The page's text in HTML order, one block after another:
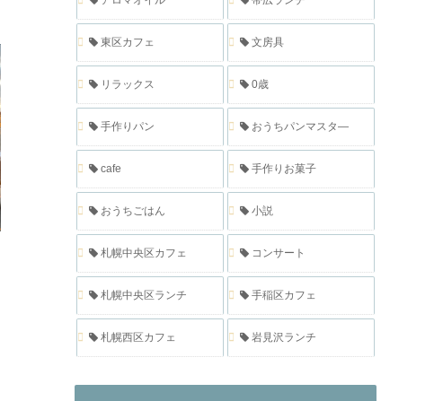
東区カフェ 文房具
リラックス 0歳
手作りパン おうちパンマスタ―
cafe 手作りお菓子
おうちごはん 小説
札幌中央区カフェ コンサート
札幌中央区ランチ 手稲区カフェ
札幌西区カフェ 岩見沢ランチ